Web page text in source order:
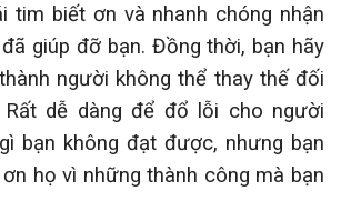
tim biết ơn và nhanh chóng nhận
giúp đỡ bạn. Đồng thời, bạn hãy
người không thể thay thế đối
dễ dàng để đổ lỗi cho người
bạn không đạt được, nhưng bạn
họ vì những thành công mà bạn